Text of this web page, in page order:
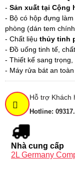
- Sản xuất tại Cộng
- Bộ có hộp đựng làm
phòng (dán tem
- Chất liệu thủy tinh
- Đồ uống tinh tế,
- Thiết kế sang trọng,
- Máy rửa bát an toàn
Hỗ trợ Khách
Hotline:
Nhà cung cấp
2L Germany